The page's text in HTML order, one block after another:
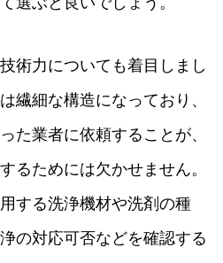
術力についても着目しまし
繊細な構造になっており、
た業者に依頼することが、
るためには欠かせません。
する洗浄機材や洗剤の種
の対応可否などを確認する